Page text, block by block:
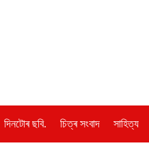
দিনটোৰ ছবি. চিত্ৰ সংবাদ সাহিত্য